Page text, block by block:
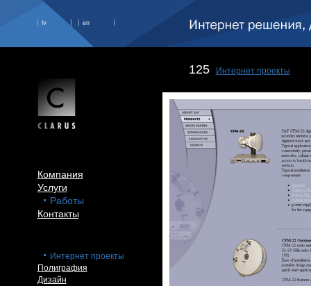
lv en
Компания
Услуги
Работы
Контакты
Интернет проекты
Полиграфия
Дизайн
125 Интернет проекты